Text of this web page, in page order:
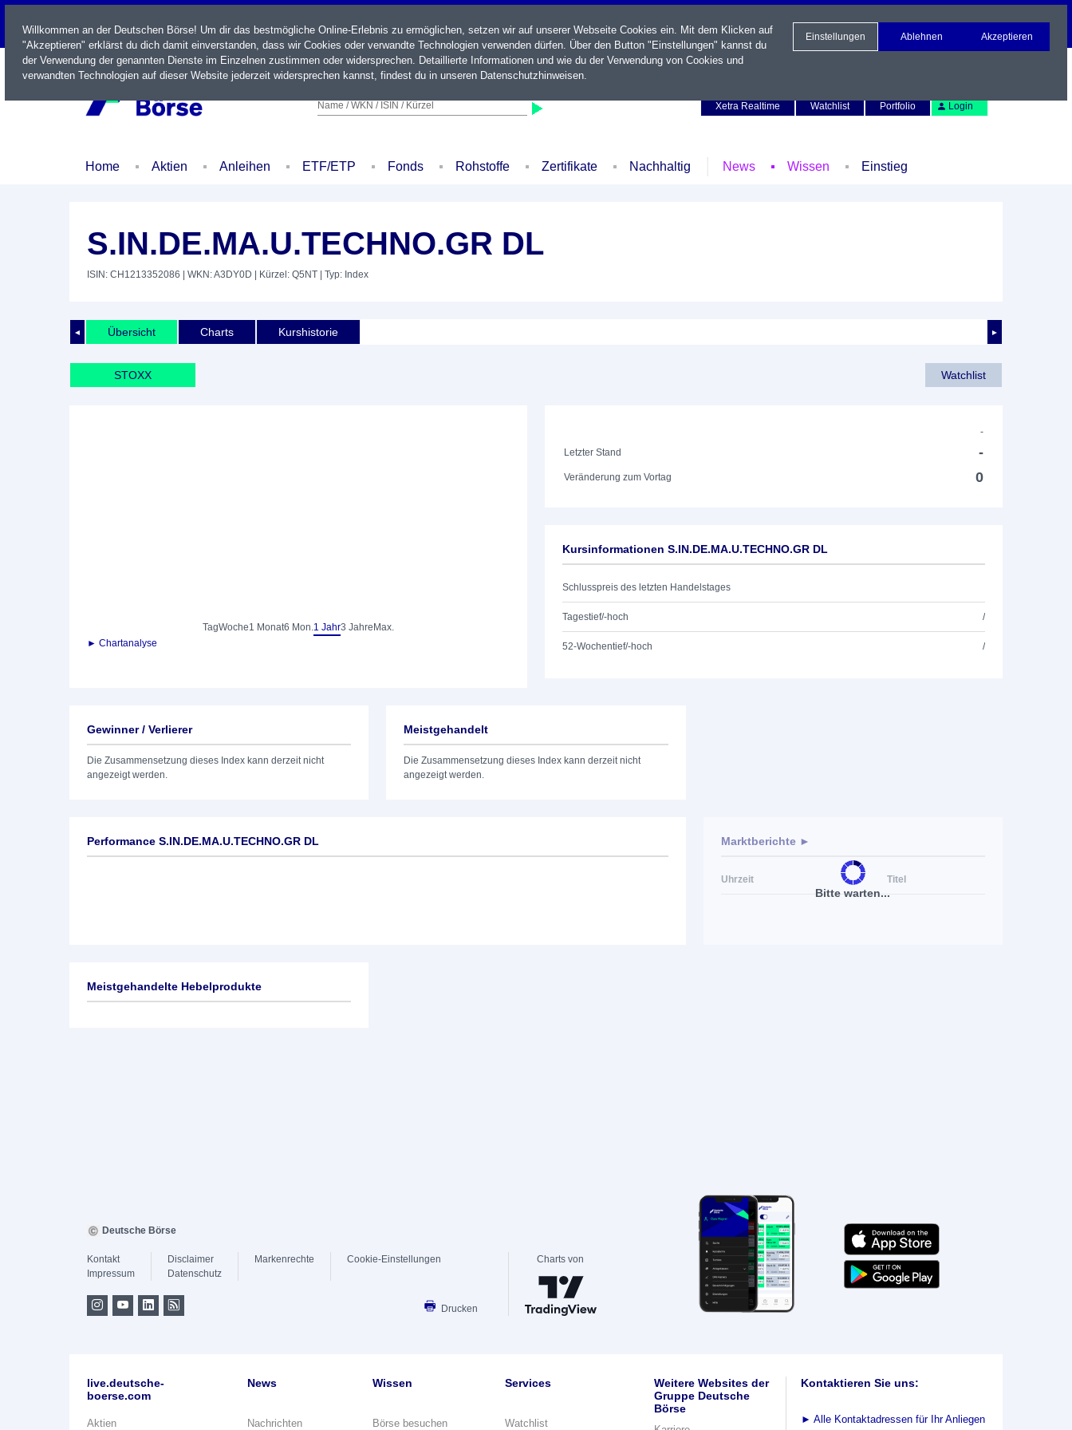
LIVE
Name / WKN / ISIN / Kürzel
Xetra Realtime
Watchlist Portfolio Login
Home Aktien Anleihen ETF/ETP Fonds Rohstoffe Zertifikate Nachhaltig News Wissen Einstieg
S.IN.DE.MA.U.TECHNO.GR DL
ISIN: CH1213352086 | WKN: A3DY0D | Kürzel: Q5NT | Typ: Index
◄ ►
Übersicht Charts Kurshistorie
STOXX Watchlist
TagWoche1 Monat6 Mon.1 Jahr3 Jahre Max.
► Chartanalyse
-
Letzter Stand
-
Veränderung zum Vortag 0
Kursinformationen S.IN.DE.MA.U.TECHNO.GR DL
Schlusspreis des letzten Handelstages
Tagestief/-hoch /
52-Wochentief/-hoch /
Gewinner / Verlierer
Die Zusammensetzung dieses Index kann derzeit nicht
angezeigt werden.
Meistgehandelt
Die Zusammensetzung dieses Index kann derzeit nicht
angezeigt werden.
Performance S.IN.DE.MA.U.TECHNO.GR DL
Bitte warten...
Marktberichte ►
Uhrzeit Titel
Meistgehandelte Hebelprodukte
Willkommen an der Deutschen Börse! Um dir das bestmögliche Online-Erlebnis zu ermöglichen, setzen wir auf unserer Webseite Cookies ein. Mit dem Klicken auf
"Akzeptieren" erklärst du dich damit einverstanden, dass wir Cookies oder verwandte Technologien verwenden dürfen. Über den Button "Einstellungen" kannst du
der Verwendung der genannten Dienste im Einzelnen zustimmen oder widersprechen. Detaillierte Informationen und wie du der Verwendung von Cookies und
verwandten Technologien auf dieser Website jederzeit widersprechen kannst, findest du in unseren Datenschutzhinweisen.
Einstellungen Ablehnen Akzeptieren
Deutsche Börse
Kontakt
Impressum
Disclaimer
Datenschutz
Markenrechte Cookie-Einstellungen
Drucken
Charts von
live.deutsche-
boerse.com
Aktien
News
Nachrichten
Wissen
Börse besuchen
Services
Watchlist
Weitere Websites der
Gruppe Deutsche
Börse
Kontaktieren Sie uns:
► Alle Kontaktadressen für Ihr Anliegen